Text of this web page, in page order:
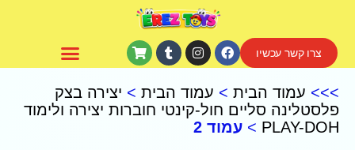
צרו קשר עכשיו
>>> עמוד הבית > עמוד הבית > יצירה בצק
פלסטלינה סליים חול-קינטי חוברות יצירה ולימוד
PLAY-DOH
> עמוד 2